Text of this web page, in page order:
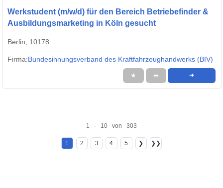
Werkstudent (m/w/d) für den Bereich Betriebefinder &
Ausbildungsmarketing in Köln gesucht
Berlin, 10178
Firma:Bundesinnungsverband des Kraftfahrzeughandwerks (BIV)
★ ➦ ➜
1 - 10 von 303
1 2 3 4 5 ❯ ❯❯